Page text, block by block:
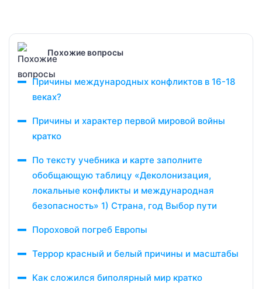
Похожие вопросы
Причины международных конфликтов в 16-18
веках?
Причины и характер первой мировой войны
кратко
По тексту учебника и карте заполните
обобщающую таблицу «Деколонизация,
локальные конфликты и международная
безопасность» 1) Страна, год Выбор пути
Пороховой погреб Европы
Террор красный и белый причины и масштабы
Как сложился биполярный мир кратко